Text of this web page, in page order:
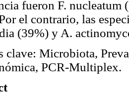
fueron F. nucleatum
el contrario, las
(39%) y A.
clave: Microbiota,
PCR-Multiplex.